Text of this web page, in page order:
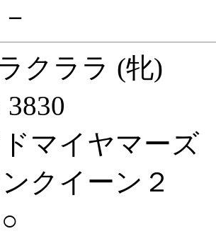
クララ (牝)
マイヤマーズ
クイーン２